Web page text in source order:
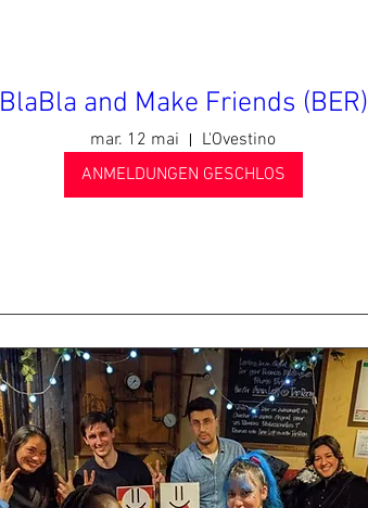
BlaBla and Make Friends (BER)
mar. 12 mai
L'Ovestino
ANMELDUNGEN GESCHLOS